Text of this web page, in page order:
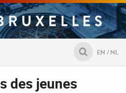
NL
EN
des jeunes